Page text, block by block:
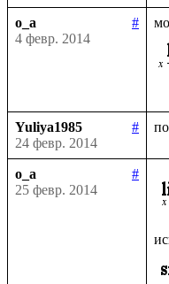
o_a
#
4 февр. 2014
Yuliya1985
#
24 февр. 2014
o_a
#
25 февр. 2014